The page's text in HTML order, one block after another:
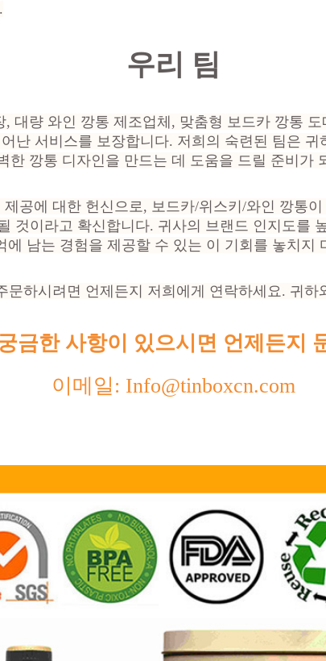
우리 팀
대량 와인 깡통 제조업체, 맞춤형 보드카 깡통
난 서비스를 보장합니다. 저희의 숙련된 팀은
한 깡통 디자인을 만드는 데 도움을 드릴 준비가
공에 대한 헌신으로, 보드카/위스키/와인 깡통
것이라고 확신합니다. 귀사의 브랜드 인지도를
에 남는 경험을 제공할 수 있는 이 기회를 놓치지
문하시려면 언제든지 저희에게 연락하세요. 귀하
금한 사항이 있으시면 언제든지
이메일: Info@tinboxcn.com